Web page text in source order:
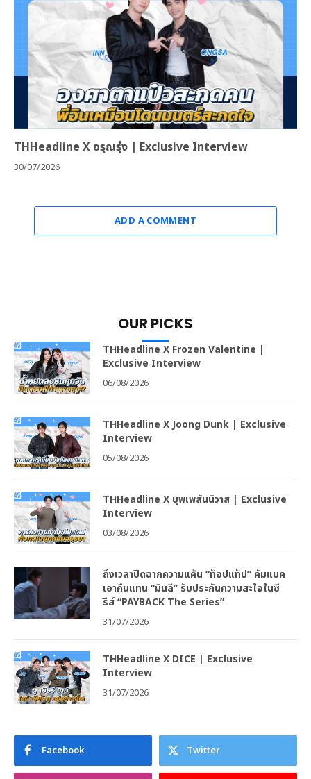
THHeadline X อรุณรุ่ง | Exclusive Interview
30/07/2026
ADD A COMMENT
OUR PICKS
THHeadline X Frozen Valentine |
Exclusive Interview
06/08/2026
THHeadline X Joong Dunk | Exclusive
Interview
05/08/2026
THHeadline X บุพเพสันนิวาส | Exclusive
Interview
03/08/2026
ถึงเวลาปิดฉากความแค้น “ท็อปแท็ป” คัมแบค
เอาคืนแทน “มินลี” รับประกันความสะใจในซี
รีส์ “PAYBACK The Series”
31/07/2026
THHeadline X DICE | Exclusive
Interview
31/07/2026
Facebook Twitter